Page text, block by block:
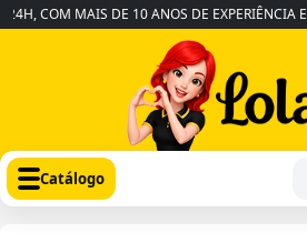
COM MAIS DE 10 ANOS DE EXPERIÊNCIA
Catálogo